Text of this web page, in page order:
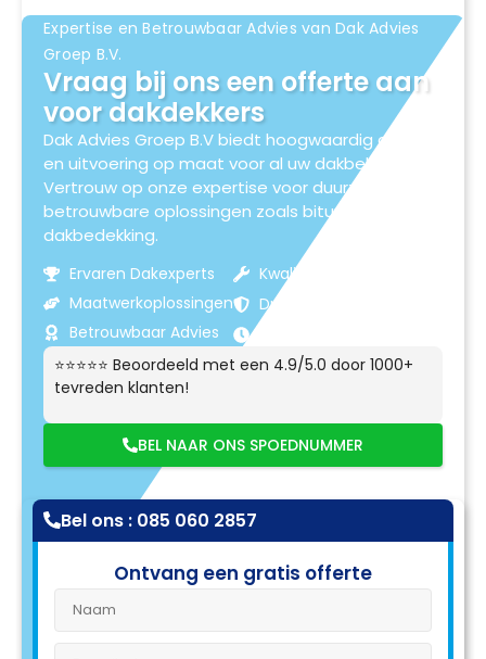
Expertise en Betrouwbaar Advies van Dak Advies
Groep B.V.
Vraag bij ons een offerte aan
voor dakdekkers
Dak Advies Groep B.V biedt hoogwaardig advies
en uitvoering op maat voor al uw dakbehoeften.
Vertrouw op onze expertise voor duurzame en
betrouwbare oplossingen zoals bitumen
dakbedekking.
Ervaren Dakexperts
Maatwerkoplossingen
Betrouwbaar Advies
Kwaliteitsmaterialen
Duurzame Resultaten
⭐⭐⭐⭐⭐ Beoordeeld met een 4.9/5.0 door 1000+
tevreden klanten!
BEL NAAR ONS SPOEDNUMMER
Bel ons : 085 060 2857
Ontvang een gratis offerte